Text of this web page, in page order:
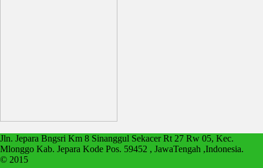
Jln. Jepara Bngsri Km 8 Sinanggul Sekacer Rt 27 Rw 05, Kec.
Mlonggo Kab. Jepara Kode Pos. 59452 , JawaTengah ,Indonesia.
© 2015